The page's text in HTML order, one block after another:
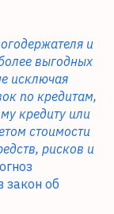
и
выгодных
исключая
по кредитам,
кредиту или
стоимости
рисков и
закон об